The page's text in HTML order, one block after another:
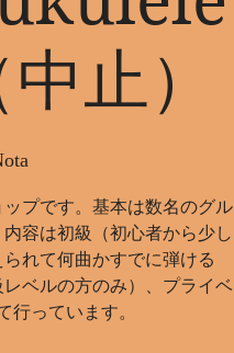
止）
プです。基本は数名のグル
容は初級（初心者から少し
れて何曲かすでに弾ける
ベルの方のみ）、プライベ
行っています。